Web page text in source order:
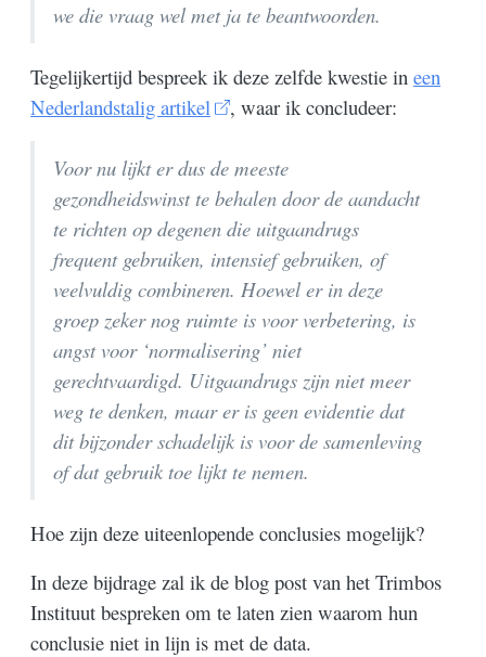
we die vraag wel met ja te beantwoorden.
Tegelijkertijd bespreek ik deze zelfde kwestie ineen
Nederlandstalig artikel
, waar ik concludeer:
Voor nu lijkt er dus de meeste
gezondheidswinst te behalen door de aandacht
te richten op degenen die uitgaandrugs
frequent gebruiken, intensief gebruiken, of
veelvuldig combineren. Hoewel er in deze
groep zeker nog ruimte is voor verbetering, is
angst voor ‘normalisering’ niet
gerechtvaardigd. Uitgaandrugs zijn niet meer
weg te denken, maar er is geen evidentie dat
dit bijzonder schadelijk is voor de samenleving
of dat gebruik toe lijkt te nemen.
Hoe zijn deze uiteenlopende conclusies mogelijk?
In deze bijdrage zal ik de blog post van het Trimbos
Instituut bespreken om te laten zien waarom hun
conclusie niet in lijn is met de data.